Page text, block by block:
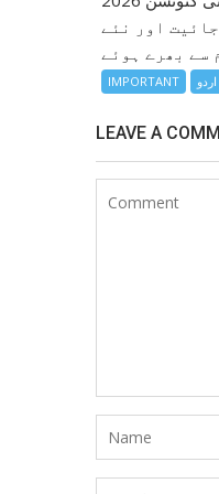
اور نئے
IMPORTANT اردو
LEAVE A